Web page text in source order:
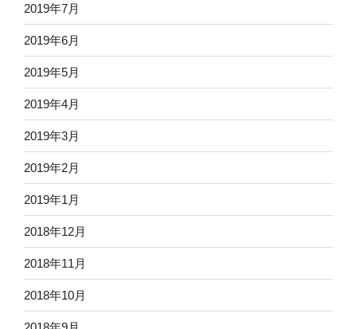
2019年7月
2019年6月
2019年5月
2019年4月
2019年3月
2019年2月
2019年1月
2018年12月
2018年11月
2018年10月